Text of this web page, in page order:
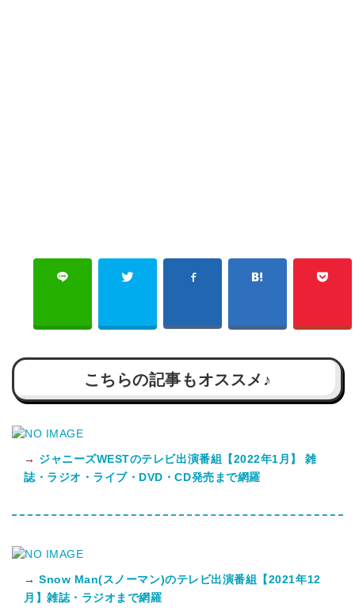
こちらの記事もオススメ♪
→ ジャニーズWESTのテレビ出演番組【2022年1月】 雑
誌・ラジオ・ライブ・DVD・CD発売まで網羅
→ Snow Man(スノーマン)のテレビ出演番組【2021年12
月】雑誌・ラジオまで網羅